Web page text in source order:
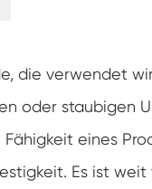
Feuchte Heiz
Klima-und
die verwendet
oder staubigen
eines
Es ist